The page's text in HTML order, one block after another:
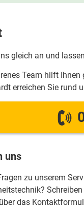
gleich an und
Team hilft
erreichen Sie rund
uns
zu unserem
das